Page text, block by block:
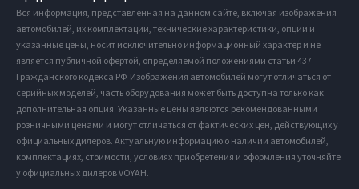
Вся информация, представленная на данном сайте, включая изображения
автомобилей, их комплектации, технические характеристики, опции и
указанные цены, носит исключительно информационный характер и не
является публичной офертой, определяемой положениями статьи 437
Гражданского кодекса РФ. Изображения автомобилей могут отличаться от
серийных моделей, часть оборудования может быть доступна только как
дополнительная опция. Указанные цены являются рекомендованными
розничными ценами и могут отличаться от фактических цен, действующих у
официальных дилеров. Актуальную информацию о наличии автомобилей,
комплектациях, стоимости, условиях приобретения и оформления уточняйте
у официальных дилеров VOYAH.